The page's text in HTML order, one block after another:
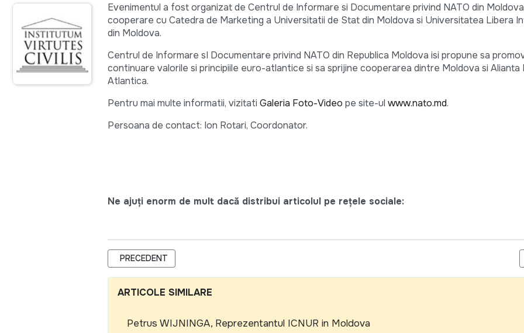
Evenimentul a fost organizat de Centrul de Informare si Documentare privind NATO din
cooperare cu Catedra de Marketing a Universitatii de Stat din Moldova si Universitatea Libera
din Moldova.
Centrul de Informare sI Documentare privind NATO din Republica Moldova isi propune sa
continuare valorile si principiile euro-atlantice si sa sprijine cooperarea dintre Moldova si Alianta
Atlantica.
Pentru mai multe informatii, vizitati Galeria Foto-Video pe site-ul www.nato.md.
Persoana de contact: Ion Rotari, Coordonator.
Ne ajuți enorm de mult dacă distribui articolul pe rețele sociale:
ARTICOL PRECEDENT: UN DOCUMENTAR NOU MARCA HYDE PARK & BREGA FR. VA FI PREZENTAT IN
PRECEDENT
ARTICOLE SIMILARE
Petrus WIJNINGA, Reprezentantul ICNUR in Moldova